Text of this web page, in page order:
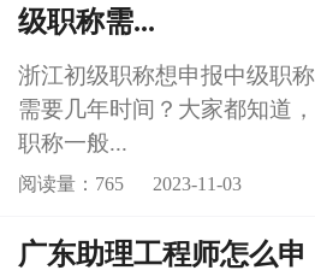
级职称需...
浙江初级职称想申报中级职称
需要几年时间？大家都知道，
职称一般...
阅读量：765 2023-11-03
广东助理工程师怎么申